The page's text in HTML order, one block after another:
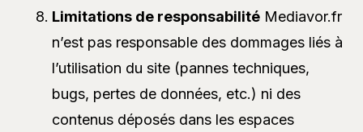
Limitations de responsabilité Mediavor.fr
n’est pas responsable des dommages liés à
l’utilisation du site (pannes techniques,
bugs, pertes de données, etc.) ni des
contenus déposés dans les espaces